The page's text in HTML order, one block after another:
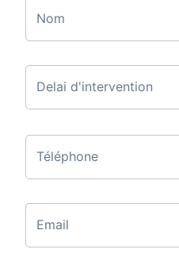
Nom
Delai d'intervention
Téléphone
Email